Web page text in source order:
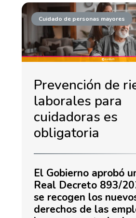
Cuidado de personas mayores
Prevención de
laborales para
cuidadoras es
obligatoria
El Gobierno aprobó
Real Decreto 893/
se recogen los
derechos de las